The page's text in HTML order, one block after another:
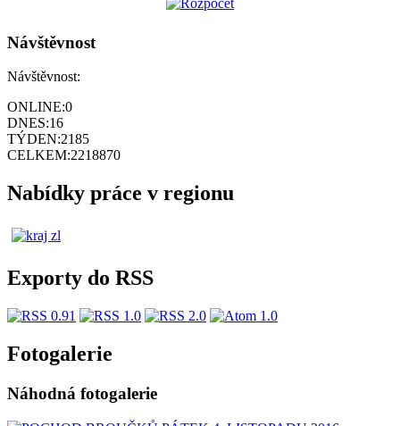
Návštěvnost
Návštěvnost:
ONLINE:0
DNES:16
TÝDEN:2185
CELKEM:2218870
Nabídky práce v regionu
Exporty do RSS
Fotogalerie
Náhodná fotogalerie